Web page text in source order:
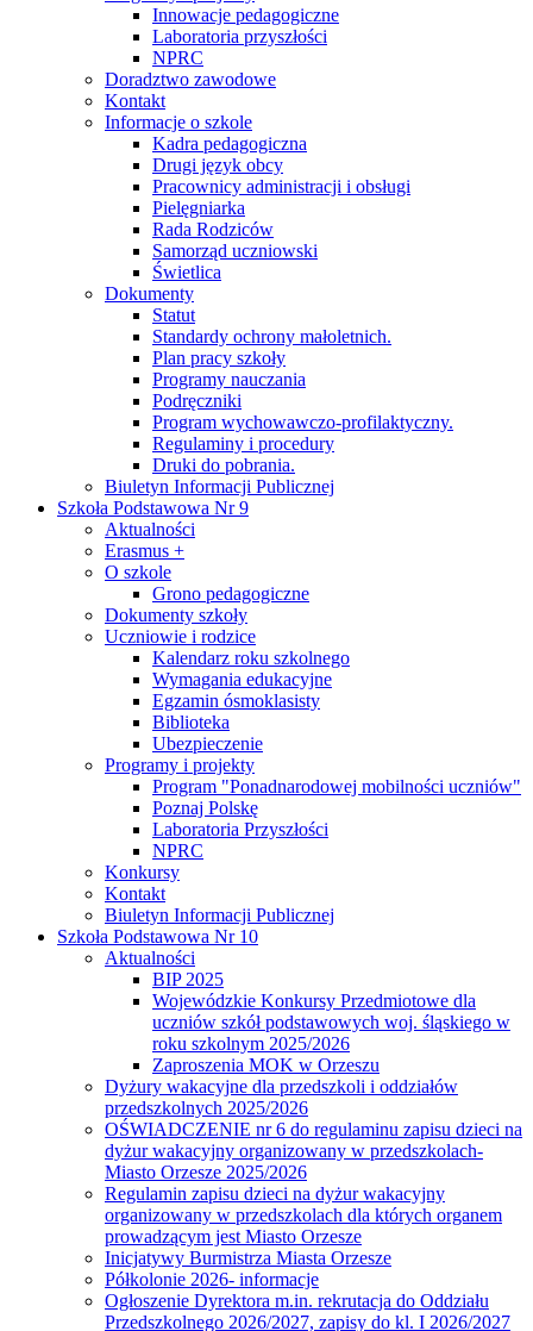
Innowacje pedagogiczne
Laboratoria przyszłości
NPRC
Doradztwo zawodowe
Kontakt
Informacje o szkole
Kadra pedagogiczna
Drugi język obcy
Pracownicy administracji i obsługi
Pielęgniarka
Rada Rodziców
Samorząd uczniowski
Świetlica
Dokumenty
Statut
Standardy ochrony małoletnich.
Plan pracy szkoły
Programy nauczania
Podręczniki
Program wychowawczo-profilaktyczny.
Regulaminy i procedury
Druki do pobrania.
Biuletyn Informacji Publicznej
Szkoła Podstawowa Nr 9
Aktualności
Erasmus +
O szkole
Grono pedagogiczne
Dokumenty szkoły
Uczniowie i rodzice
Kalendarz roku szkolnego
Wymagania edukacyjne
Egzamin ósmoklasisty
Biblioteka
Ubezpieczenie
Programy i projekty
Program "Ponadnarodowej mobilności uczniów"
Poznaj Polskę
Laboratoria Przyszłości
NPRC
Konkursy
Kontakt
Biuletyn Informacji Publicznej
Szkoła Podstawowa Nr 10
Aktualności
BIP 2025
Wojewódzkie Konkursy Przedmiotowe dla
uczniów szkół podstawowych woj. śląskiego w
roku szkolnym 2025/2026
Zaproszenia MOK w Orzeszu
Dyżury wakacyjne dla przedszkoli i oddziałów
przedszkolnych 2025/2026
OŚWIADCZENIE nr 6 do regulaminu zapisu dzieci na
dyżur wakacyjny organizowany w przedszkolach-
Miasto Orzesze 2025/2026
Regulamin zapisu dzieci na dyżur wakacyjny
organizowany w przedszkolach dla których organem
prowadzącym jest Miasto Orzesze
Inicjatywy Burmistrza Miasta Orzesze
Półkolonie 2026- informacje
Ogłoszenie Dyrektora m.in. rekrutacja do Oddziału
Przedszkolnego 2026/2027, zapisy do kl. I 2026/2027